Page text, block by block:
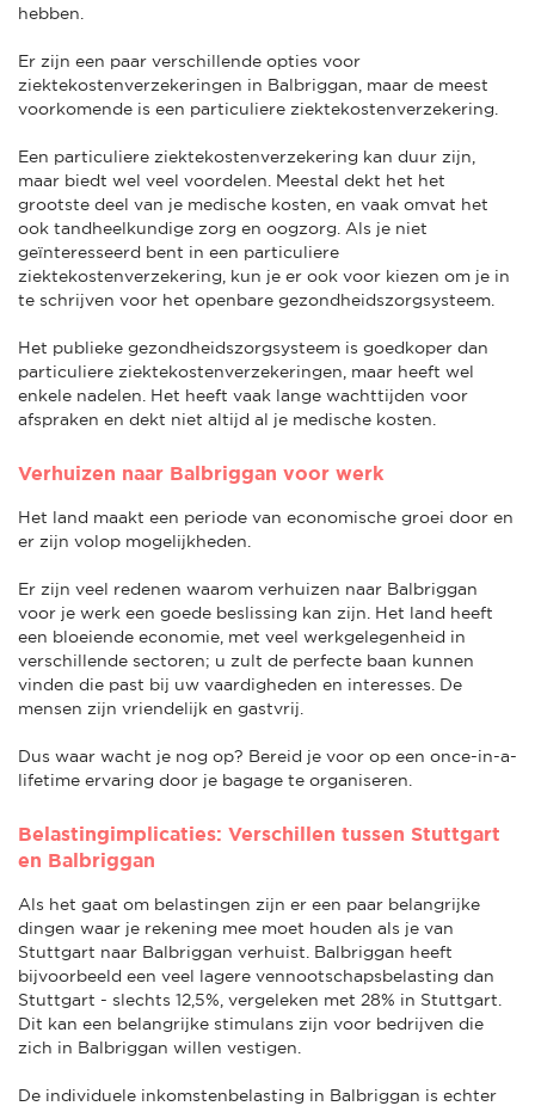
hebben.
Er zijn een paar verschillende opties voor
ziektekostenverzekeringen in Balbriggan, maar de meest
voorkomende is een particuliere ziektekostenverzekering.
Een particuliere ziektekostenverzekering kan duur zijn,
maar biedt wel veel voordelen. Meestal dekt het het
grootste deel van je medische kosten, en vaak omvat het
ook tandheelkundige zorg en oogzorg. Als je niet
geïnteresseerd bent in een particuliere
ziektekostenverzekering, kun je er ook voor kiezen om je in
te schrijven voor het openbare gezondheidszorgsysteem.
Het publieke gezondheidszorgsysteem is goedkoper dan
particuliere ziektekostenverzekeringen, maar heeft wel
enkele nadelen. Het heeft vaak lange wachttijden voor
afspraken en dekt niet altijd al je medische kosten.
Verhuizen naar Balbriggan voor werk
Het land maakt een periode van economische groei door en
er zijn volop mogelijkheden.
Er zijn veel redenen waarom verhuizen naar Balbriggan
voor je werk een goede beslissing kan zijn. Het land heeft
een bloeiende economie, met veel werkgelegenheid in
verschillende sectoren; u zult de perfecte baan kunnen
vinden die past bij uw vaardigheden en interesses. De
mensen zijn vriendelijk en gastvrij.
Dus waar wacht je nog op? Bereid je voor op een once-in-a-
lifetime ervaring door je bagage te organiseren.
Belastingimplicaties: Verschillen tussen Stuttgart
en Balbriggan
Als het gaat om belastingen zijn er een paar belangrijke
dingen waar je rekening mee moet houden als je van
Stuttgart naar Balbriggan verhuist. Balbriggan heeft
bijvoorbeeld een veel lagere vennootschapsbelasting dan
Stuttgart - slechts 12,5%, vergeleken met 28% in Stuttgart.
Dit kan een belangrijke stimulans zijn voor bedrijven die
zich in Balbriggan willen vestigen.
De individuele inkomstenbelasting in Balbriggan is echter